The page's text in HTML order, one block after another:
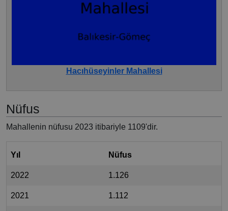
Hacıhüseyinler Mahallesi
Nüfus
Mahallenin nüfusu 2023 itibariyle 1109'dir.
Yıl Nüfus
2022 1.126
2021 1.112